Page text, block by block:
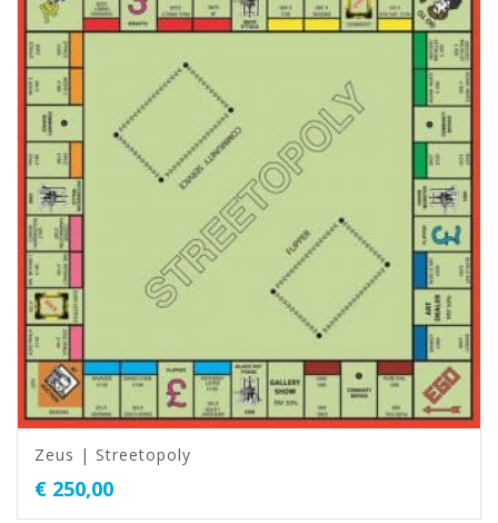
Zeus | Streetopoly
€ 250,00